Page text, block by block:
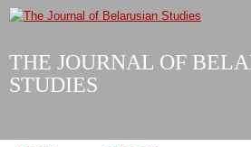
Skip to
THE JOURNAL OF
STUDIES